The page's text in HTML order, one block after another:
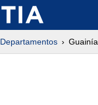
Departamentos Guainía